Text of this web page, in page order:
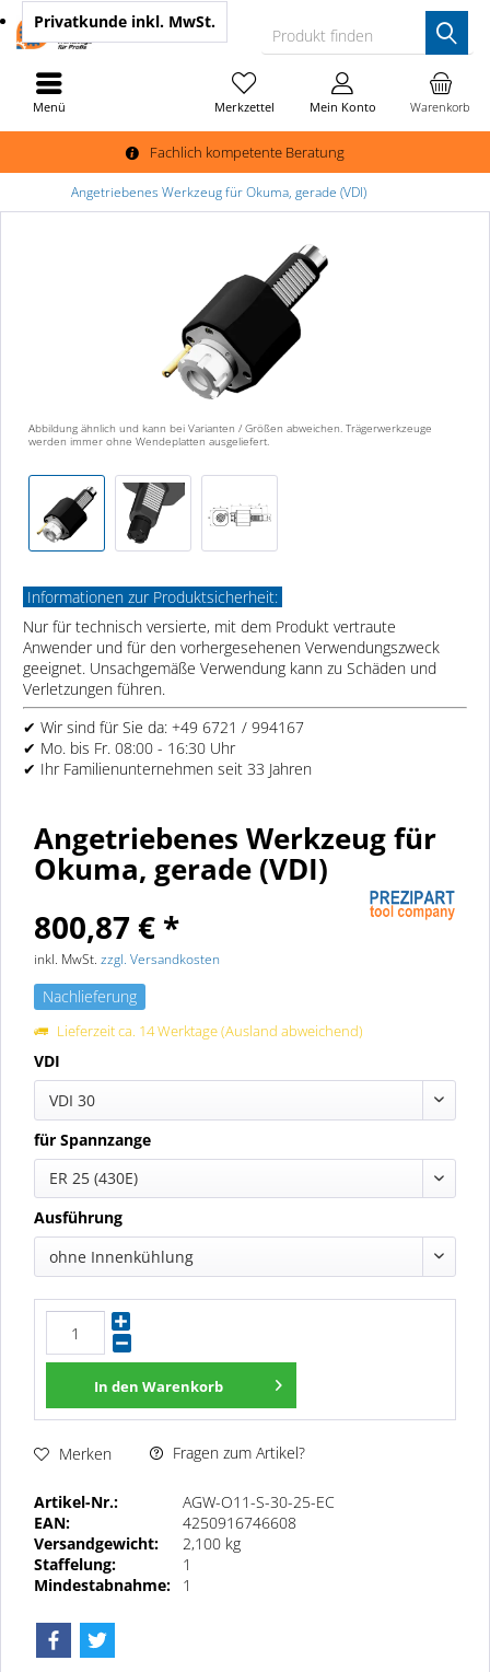
Fachlich kompetente Beratung
Produkt finden
Warenkorb
Merkzettel Mein Konto
Privatkunde inkl. MwSt.
Menü
Angetriebenes Werkzeug für Okuma, gerade (VDI)
Abbildung ähnlich und kann bei Varianten / Größen abweichen. Trägerwerkzeuge
werden immer ohne Wendeplatten ausgeliefert.
Informationen zur Produktsicherheit:
Nur für technisch versierte, mit dem Produkt vertraute
Anwender und für den vorhergesehenen Verwendungszweck
geeignet. Unsachgemäße Verwendung kann zu Schäden und
Verletzungen führen.
✔ Wir sind für Sie da: +49 6721 / 994167
✔ Mo. bis Fr. 08:00 - 16:30 Uhr
✔ Ihr Familienunternehmen seit 33 Jahren
Angetriebenes Werkzeug für
Okuma, gerade (VDI)
800,87 € *
inkl. MwSt. zzgl. Versandkosten
Nachlieferung
Lieferzeit ca. 14 Werktage (Ausland abweichend)
VDI
VDI 30
für Spannzange
ER 25 (430E)
Ausführung
ohne Innenkühlung
In den Warenkorb
Merken Fragen zum Artikel?
Artikel-Nr.:
AGW-O11-S-30-25-EC
EAN:
4250916746608
Versandgewicht:
2,100 kg
Staffelung:
1
Mindestabnahme:
1